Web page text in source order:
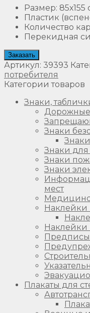
Размер: 85х155
Пластик
Количество
Перекидная
Заказать
Артикул: 39393
потребителя
Категории товаров
Знаки,
Дорожные
Знаки
Знаки
Знаки
Знаки
мест
Наклейки
Наклейки
Плакаты для